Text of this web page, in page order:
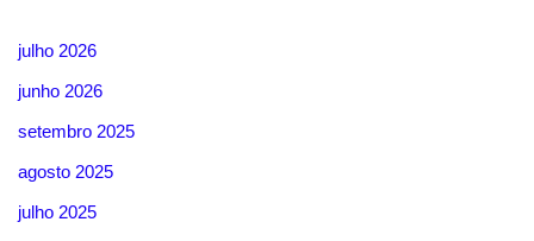
julho 2026
junho 2026
setembro 2025
agosto 2025
julho 2025